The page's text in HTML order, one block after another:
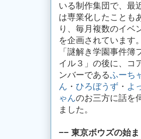
いる制作集団で、最
は専業化したことも
り、毎月複数のイベ
を企画されています。
「謎解き学園事件簿
イル３」の後に、コ
ンバーであるふーち
ん ・ ひろぼうず ・ よ
ゃんのお三方に話を
ました。
−− 東京ボウズの始ま